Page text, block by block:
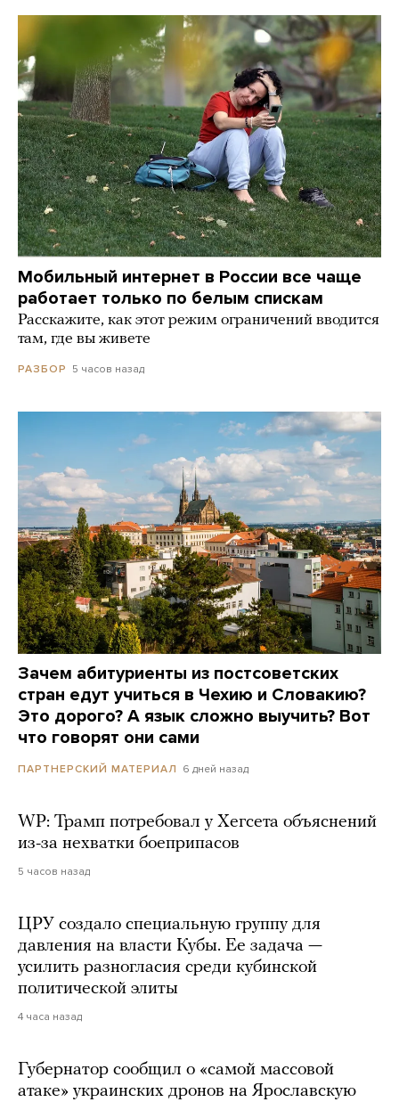
Мобильный интернет в России все чаще
работает только по белым спискам
Расскажите, как этот режим ограничений вводится
там, где вы живете
РАЗБОР 5 часов назад
Зачем абитуриенты из постсоветских
стран едут учиться в Чехию и Словакию?
Это дорого? А язык сложно выучить? Вот
что говорят они сами
ПАРТНЕРСКИЙ МАТЕРИАЛ 6 дней назад
WP: Трамп потребовал у Хегсета объяснений
из-за нехватки боеприпасов
5 часов назад
ЦРУ создало специальную группу для
давления на власти Кубы. Ее задача —
усилить разногласия среди кубинской
политической элиты
4 часа назад
Губернатор сообщил о «самой массовой
атаке» украинских дронов на Ярославскую